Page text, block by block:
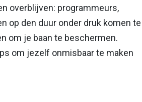
overblijven: programmeurs,
op den duur onder druk komen te
om je baan te beschermen.
om jezelf onmisbaar te maken